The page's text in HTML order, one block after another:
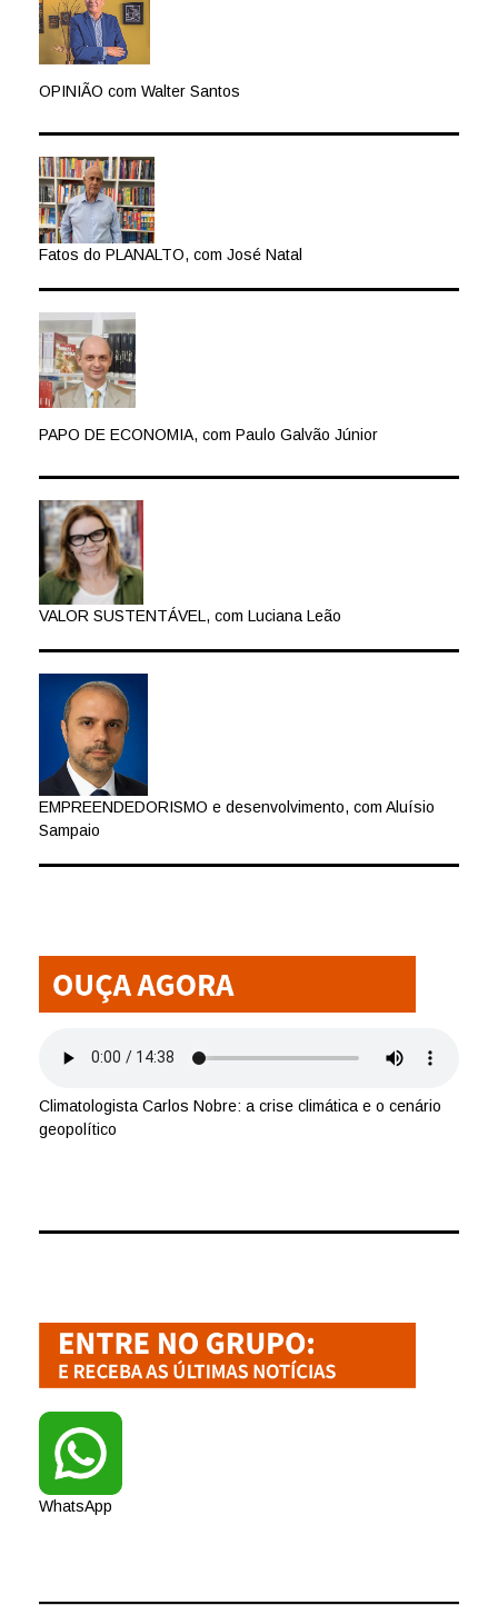
OPINIÃO com Walter Santos
Fatos do PLANALTO, com José Natal
PAPO DE ECONOMIA, com Paulo Galvão Júnior
VALOR SUSTENTÁVEL, com Luciana Leão
EMPREENDEDORISMO e desenvolvimento, com Aluísio
Sampaio
Climatologista Carlos Nobre: a crise climática e o cenário
geopolítico
WhatsApp